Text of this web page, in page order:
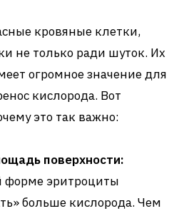
кровяные клетки,
не только ради шуток. Их
огромное значение для
кислорода. Вот
это так важно:
поверхности:
форме эритроциты
больше кислорода. Чем